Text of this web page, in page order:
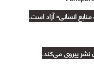
انسانی» آزاد است.
نشر پیروی می‌کند.